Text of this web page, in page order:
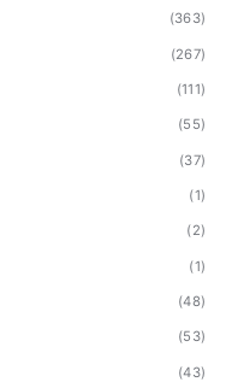
(363)
(267)
(111)
(55)
(37)
(1)
(2)
(1)
(48)
(53)
(43)